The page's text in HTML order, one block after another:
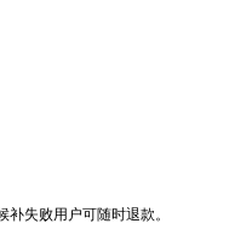
失败用户可随时退款。